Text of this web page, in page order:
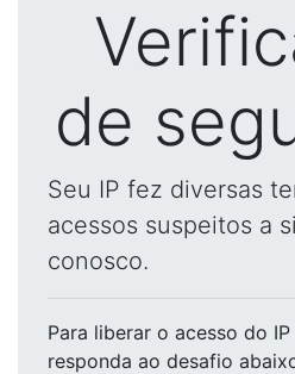
de
Seu IP fez diversas
acessos suspeitos a
conosco.
Para liberar o acesso do IP
responda ao desafio